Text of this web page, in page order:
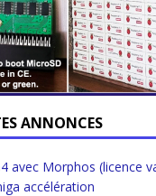
ANNONCES
avec Morphos (licence
accélération